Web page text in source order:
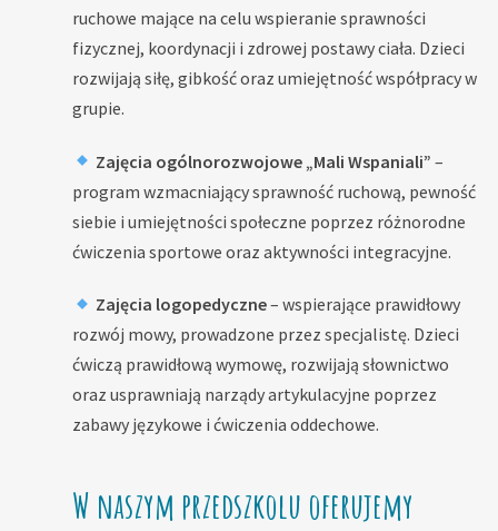
ruchowe mające na celu wspieranie sprawności
fizycznej, koordynacji i zdrowej postawy ciała. Dzieci
rozwijają siłę, gibkość oraz umiejętność współpracy w
grupie.
Zajęcia ogólnorozwojowe „Mali Wspaniali” –
program wzmacniający sprawność ruchową, pewność
siebie i umiejętności społeczne poprzez różnorodne
ćwiczenia sportowe oraz aktywności integracyjne.
Zajęcia logopedyczne– wspierające prawidłowy
rozwój mowy, prowadzone przez specjalistę. Dzieci
ćwiczą prawidłową wymowę, rozwijają słownictwo
oraz usprawniają narządy artykulacyjne poprzez
zabawy językowe i ćwiczenia oddechowe.
W naszym przedszkolu oferujemy